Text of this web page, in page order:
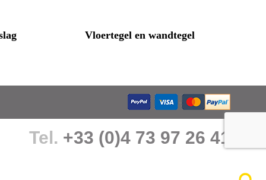
Vloertegel en wandtegel
Tel. +33 (0)4 73 97 26 41